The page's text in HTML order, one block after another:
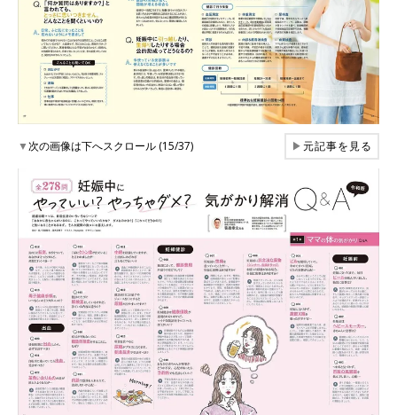
▼次の画像は下へスクロール (15/37) ▶元記事を見る